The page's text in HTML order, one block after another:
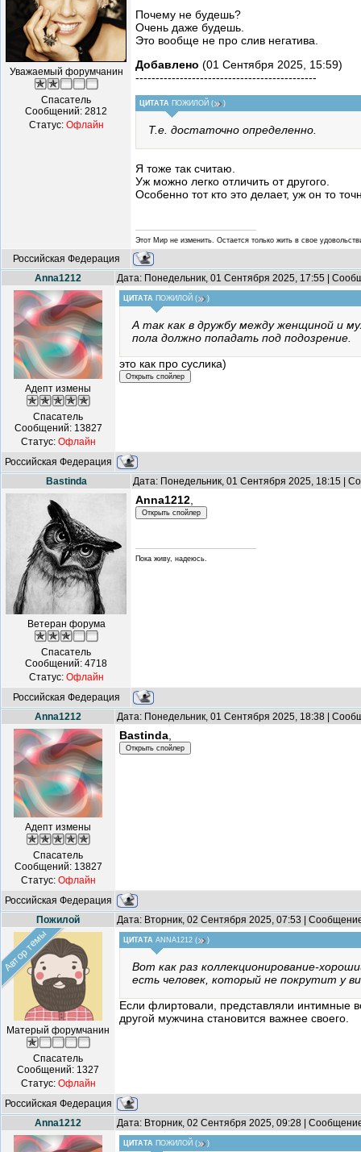
Уважаемый форумчанин
Спасатель
Сообщений: 2812
Статус: Офлайн
Почему не будешь?
Очень даже будешь.
Это вообще не про слив негатива.
Добавлено (01 Сентября 2025, 15:59)
---------------------------------------------
ЦИТАТА ПОЖИЛОЙ ( )
Т.е. достаточно определенно.
Я тоже так считаю.
Уж можно легко отличить от другого.
Особенно тот кто это делает, уж он то
Этот Мир не изменить. Остается только жить в свое
Российская Федерация
Anna1212
Дата: Понедельник, 01 Сентября 2025, 17:55 |
Адепт измены
Спасатель
Сообщений: 13827
Статус: Офлайн
ЦИТАТА ПОЖИЛОЙ ( )
А так как в дружбу между женщиной и
пола должно попадать под подозрение.
это как про суслика)
Российская Федерация
Bastinda
Дата: Понедельник, 01 Сентября 2025, 18:15 |
Ветеран форума
Спасатель
Сообщений: 4718
Статус: Офлайн
Anna1212
Пока живу, надеюсь.
Российская Федерация
Anna1212
Дата: Понедельник, 01 Сентября 2025, 18:38 |
Адепт измены
Спасатель
Сообщений: 13827
Статус: Офлайн
Bastinda
Российская Федерация
Пожилой
Дата: Вторник, 02 Сентября 2025, 07:53 |
Автор темы
Матерый форумчанин
Спасатель
Сообщений: 1327
Статус: Офлайн
ЦИТАТА ANNA1212 ( )
Вот как раз коллекционирование-
есть человек, который не покрутит у
Если флиртовали, представляли интимные
другой мужчина становится важнее своего.
Российская Федерация
Anna1212
Дата: Вторник, 02 Сентября 2025, 09:28 |
ЦИТАТА ПОЖИЛОЙ ( )